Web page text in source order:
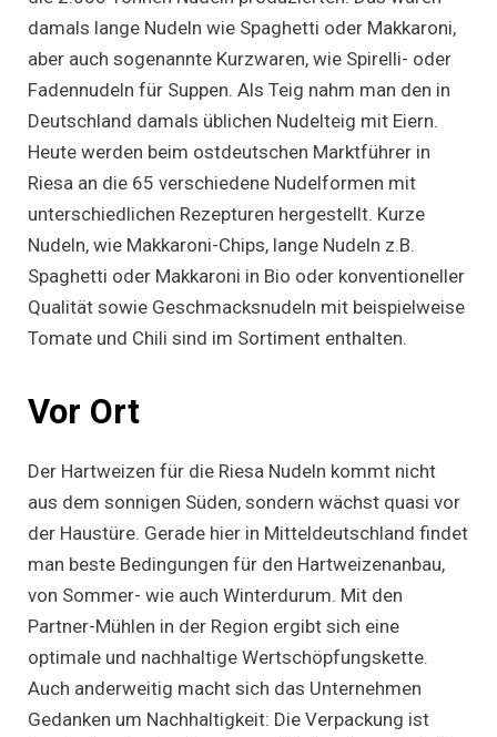
damals lange Nudeln wie Spaghetti oder Makkaroni,
aber auch sogenannte Kurzwaren, wie Spirelli- oder
Fadennudeln für Suppen. Als Teig nahm man den in
Deutschland damals üblichen Nudelteig mit Eiern.
Heute werden beim ostdeutschen Marktführer in
Riesa an die 65 verschiedene Nudelformen mit
unterschiedlichen Rezepturen hergestellt. Kurze
Nudeln, wie Makkaroni-Chips, lange Nudeln z.B.
Spaghetti oder Makkaroni in Bio oder konventioneller
Qualität sowie Geschmacksnudeln mit beispielweise
Tomate und Chili sind im Sortiment enthalten.
Vor Ort
Der Hartweizen für die Riesa Nudeln kommt nicht
aus dem sonnigen Süden, sondern wächst quasi vor
der Haustüre. Gerade hier in Mitteldeutschland findet
man beste Bedingungen für den Hartweizenanbau,
von Sommer- wie auch Winterdurum. Mit den
Partner-Mühlen in der Region ergibt sich eine
optimale und nachhaltige Wertschöpfungskette.
Auch anderweitig macht sich das Unternehmen
Gedanken um Nachhaltigkeit: Die Verpackung ist